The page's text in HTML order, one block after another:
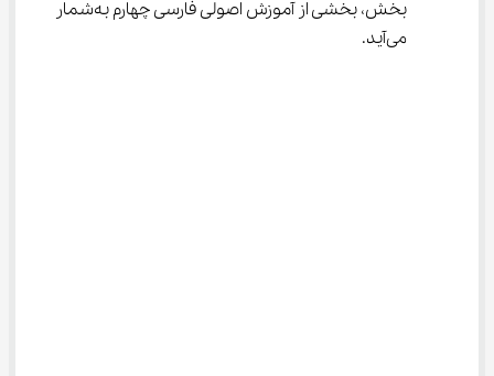
بخش، بخشی از آموزش اصولی فارسی چهارم به‌شمار
می‌آید.